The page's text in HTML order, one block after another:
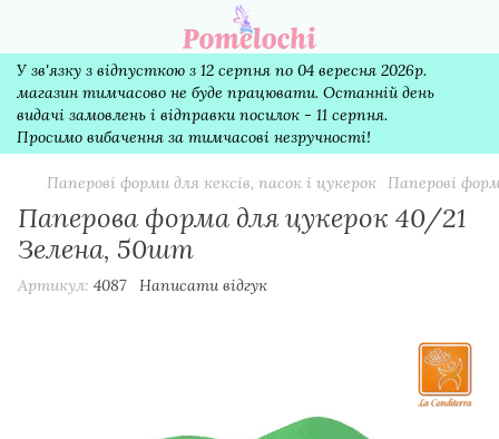
У зв'язку з відпусткою з 12 серпня по 04 вересня 2026р.
магазин тимчасово не буде працювати. Останній день
видачі замовлень і відправки посилок - 11 серпня.
Просимо вибачення за тимчасові незручності!
Паперові форми для кексів, пасок і цукерок Паперові
Паперова форма для цукерок 40/21
Зелена, 50шт
Артикул: 4087 Написати відгук